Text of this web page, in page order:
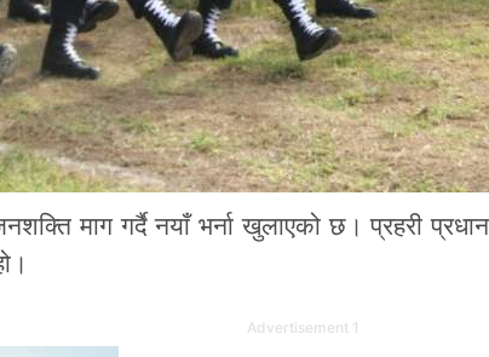
माग गर्दै नयाँ भर्ना खुलाएको छ। प्रहरी प्रधान
Advertisement 1